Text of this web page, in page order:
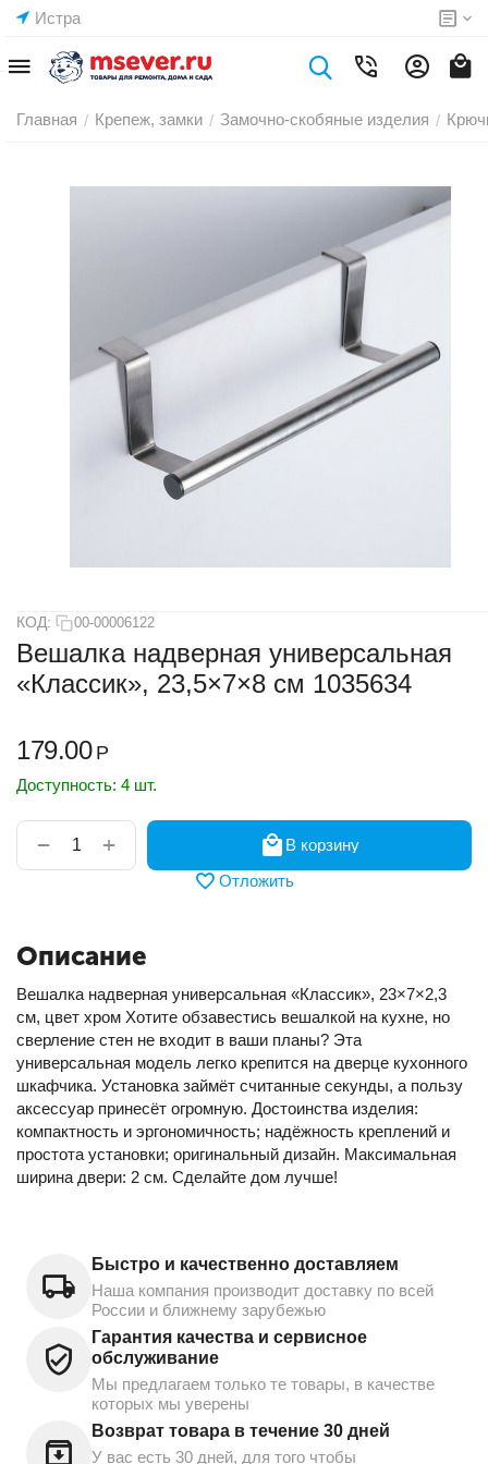
Истра
Главная / Крепеж, замки / Замочно-скобяные изделия /
КОД: 00-00006122
Вешалка надверная универсальная
«Классик», 23,5×7×8 см 1035634
179.00 Р
Доступность: 4 шт.
+
−
В корзину
Отложить
Описание
Вешалка надверная универсальная «Классик», 23×7×2,3
см, цвет хром Хотите обзавестись вешалкой на кухне, но
сверление стен не входит в ваши планы? Эта
универсальная модель легко крепится на дверце кухонного
шкафчика. Установка займёт считанные секунды, а пользу
аксессуар принесёт огромную. Достоинства изделия:
компактность и эргономичность; надёжность креплений и
простота установки; оригинальный дизайн. Максимальная
ширина двери: 2 см. Сделайте дом лучше!
Быстро и качественно доставляем
Наша компания производит доставку по всей
России и ближнему зарубежью
Гарантия качества и сервисное
обслуживание
Мы предлагаем только те товары, в качестве
которых мы уверены
Возврат товара в течение 30 дней
У вас есть 30 дней, для того чтобы